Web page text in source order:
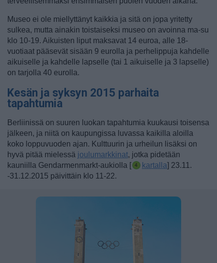
Museo ei ole miellyttänyt kaikkia ja sitä on jopa yritetty
sulkea, mutta ainakin toistaiseksi museo on avoinna ma-su
klo 10-19. Aikuisten liput maksavat 14 euroa, alle 18-
vuotiaat pääsevät sisään 9 eurolla ja perhelippuja kahdelle
aikuiselle ja kahdelle lapselle (tai 1 aikuiselle ja 3 lapselle)
on tarjolla 40 eurolla.
Kesän ja syksyn 2015 parhaita
tapahtumia
Berliinissä on suuren luokan tapahtumia kuukausi toisensa
jälkeen, ja niitä on kaupungissa luvassa kaikilla aloilla
koko loppuvuoden ajan. Kulttuurin ja urheilun lisäksi on
hyvä pitää mielessä joulumarkkinat, jotka pidetään
kauniilla Gendarmenmarkt-aukiolla [
kartalla] 23.11.
-31.12.2015 päivittäin klo 11-22.